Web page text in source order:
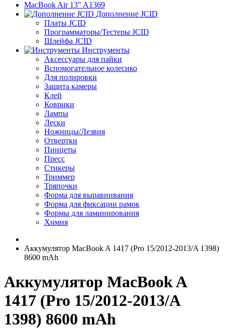
MacBook Air 13" A1369
Дополнение JCID
Платы JCID
Программаторы/Тестеры JCID
Шлейфа JCID
Инструменты
Аксессуары для пайки
Вспомогательное колесико
Для полировки
Защита камеры
Клей
Коврики
Лампы
Лески
Ножницы/Лезвия
Отвертки
Пинцеты
Пресс
Стикеры
Триммер
Тряпочки
Форма для выравнивания
Форма для фиксации рамок
Формы для ламинирования
Химия
Аккумулятор MacBook A 1417 (Pro 15/2012-2013/A 1398)
8600 mAh
Аккумулятор MacBook A
1417 (Pro 15/2012-2013/A
1398) 8600 mAh